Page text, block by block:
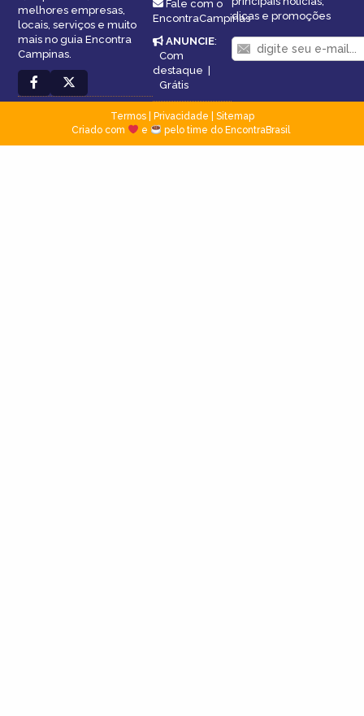
melhores empresas,
locais, serviços e muito
mais no guia Encontra
Campinas.
Fale com o
EncontraCampinas
ANUNCIE:
Com
destaque
Grátis
dicas e promoções
Termos| Privacidade
Sitemap
Criado com
e pelo time do EncontraBrasil